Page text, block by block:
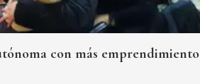
con más emprendimiento